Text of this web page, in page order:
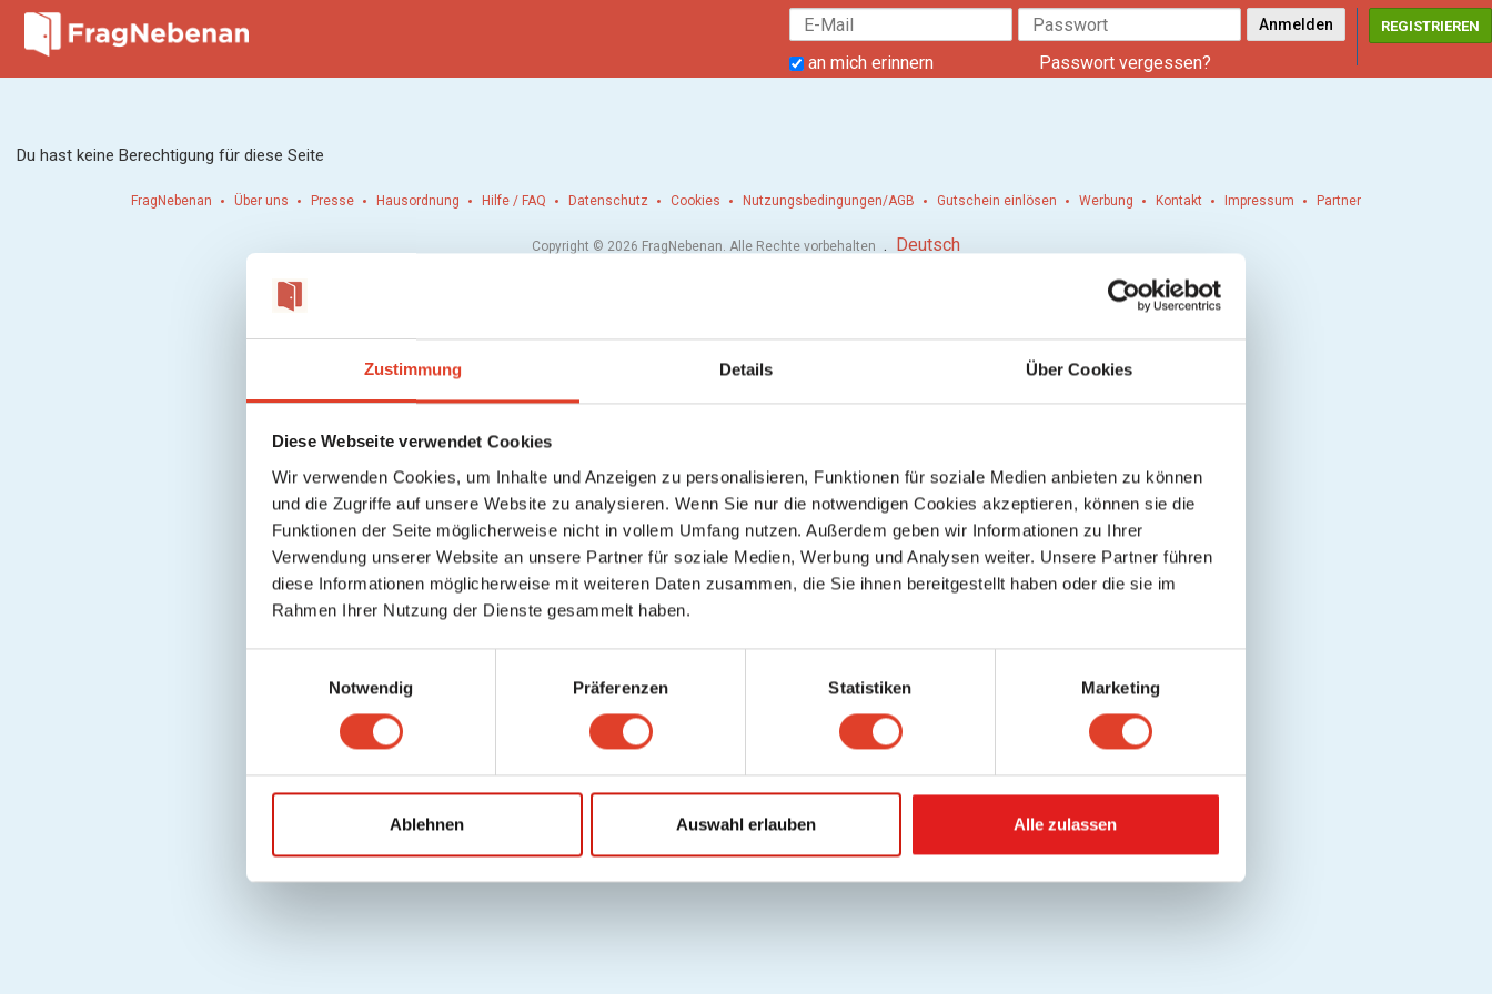
Zustimmung Details Über Cookies
Diese Webseite verwendet Cookies
Wir verwenden Cookies, um Inhalte und Anzeigen zu personalisieren, Funktionen für soziale Medien anbieten zu können
und die Zugriffe auf unsere Website zu analysieren. Wenn Sie nur die notwendigen Cookies akzeptieren, können sie die
Funktionen der Seite möglicherweise nicht in vollem Umfang nutzen. Außerdem geben wir Informationen zu Ihrer
Verwendung unserer Website an unsere Partner für soziale Medien, Werbung und Analysen weiter. Unsere Partner führen
diese Informationen möglicherweise mit weiteren Daten zusammen, die Sie ihnen bereitgestellt haben oder die sie im
Rahmen Ihrer Nutzung der Dienste gesammelt haben.
g
Notwendig Präferenzen Statistiken Marketing
Ablehnen Auswahl erlauben Alle zulassen
an mich erinnern Passwort vergessen?
REGISTRIEREN
Du hast keine Berechtigung für diese Seite
FragNebenan Über uns Presse Hausordnung Hilfe / FAQ Datenschutz Cookies Nutzungsbedingungen/AGB Gutschein einlösen Werbung Kontakt Impressum Partner
Copyright © 2026 FragNebenan. Alle Rechte vorbehalten . Deutsch